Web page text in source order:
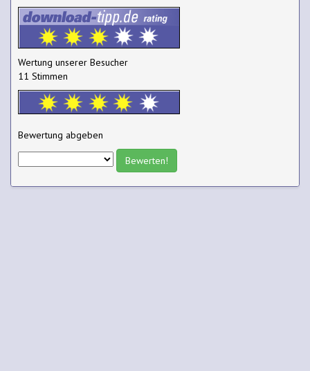
Wertung unserer Besucher
11 Stimmen
Bewertung abgeben